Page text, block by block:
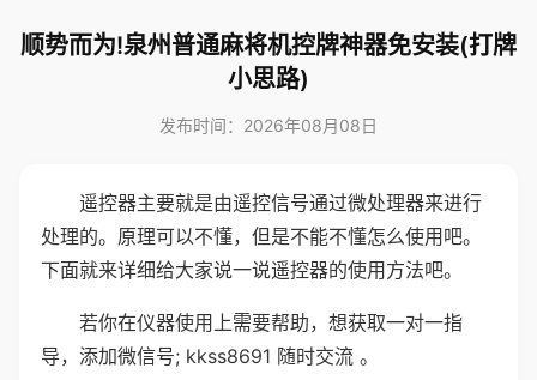
顺势而为!泉州普通麻将机控牌神器免安装(打牌
小思路)
发布时间：2026年08月08日
遥控器主要就是由遥控信号通过微处理器来进行
处理的。原理可以不懂，但是不能不懂怎么使用吧。
下面就来详细给大家说一说遥控器的使用方法吧。
若你在仪器使用上需要帮助，想获取一对一指
导，添加微信号; kkss8691 随时交流 。